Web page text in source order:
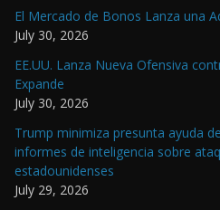
El Mercado de Bonos Lanza una
July 30, 2026
EE.UU. Lanza Nueva Ofensiva
Expande
July 30, 2026
Trump minimiza presunta ayuda
informes de inteligencia sobre
estadounidenses
July 29, 2026